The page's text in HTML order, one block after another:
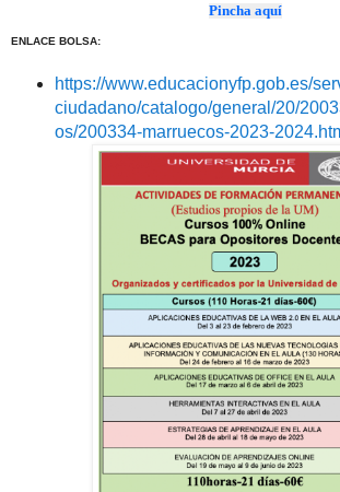
Pincha aquí
ENLACE BOLSA:
https://www.educacionyfp.gob.es/
ciudadano/catalogo/general/20/
os/200334-marruecos-2023-